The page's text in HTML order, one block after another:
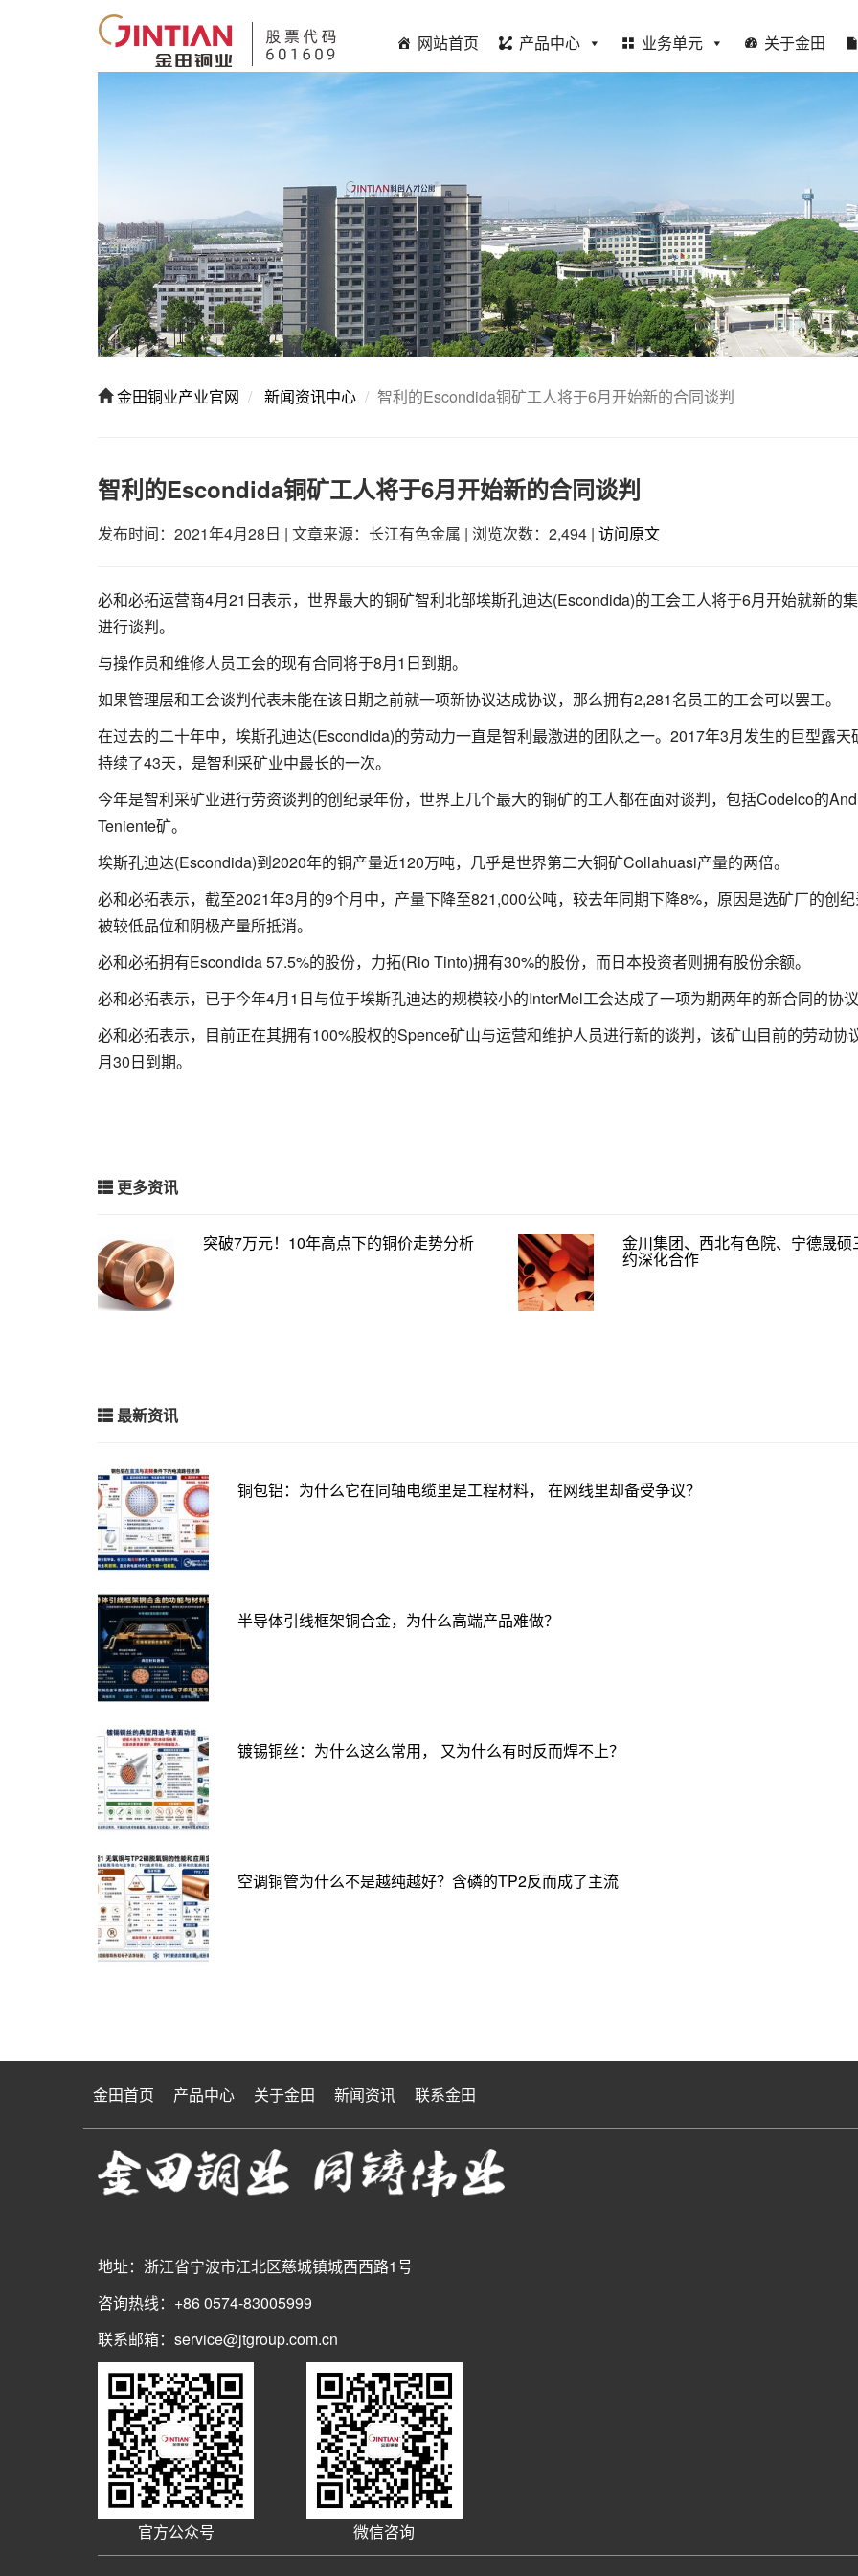
网站首页 产品中心 业务单元 关于金田
金田铜业产业官网 新闻资讯中心 智利的Escondida铜矿工人将于6月开始新的合同谈判
智利的Escondida铜矿工人将于6月开始新的合同谈判
发布时间：2021年4月28日 | 文章来源：长江有色金属 | 浏览次数：2,494 | 访问原文
必和必拓运营商4月21日表示，世界最大的铜矿智利北部埃斯孔迪达(Escondida)的工会工人将于6月开始就新的
进行谈判。
与操作员和维修人员工会的现有合同将于8月1日到期。
如果管理层和工会谈判代表未能在该日期之前就一项新协议达成协议，那么拥有2,281名员工的工会可以罢工。
在过去的二十年中，埃斯孔迪达(Escondida)的劳动力一直是智利最激进的团队之一。2017年3月发生的巨型露天
持续了43天，是智利采矿业中最长的一次。
今年是智利采矿业进行劳资谈判的创纪录年份，世界上几个最大的铜矿的工人都在面对谈判，包括Codelco的
Teniente矿。
埃斯孔迪达(Escondida)到2020年的铜产量近120万吨，几乎是世界第二大铜矿Collahuasi产量的两倍。
必和必拓表示，截至2021年3月的9个月中，产量下降至821,000公吨，较去年同期下降8%，原因是选矿厂的创
被较低品位和阴极产量所抵消。
必和必拓拥有Escondida 57.5%的股份，力拓(Rio Tinto)拥有30%的股份，而日本投资者则拥有股份余额。
必和必拓表示，已于今年4月1日与位于埃斯孔迪达的规模较小的InterMel工会达成了一项为期两年的新合同的协议
必和必拓表示，目前正在其拥有100%股权的Spence矿山与运营和维护人员进行新的谈判，该矿山目前的劳动协
月30日到期。
更多资讯
突破7万元！10年高点下的铜价走势分析 金川集团、西北有色院、宁德晟硕
约深化合作
最新资讯
铜包铝：为什么它在同轴电缆里是工程材料， 在网线里却备受争议？
半导体引线框架铜合金，为什么高端产品难做？
镀锡铜丝：为什么这么常用， 又为什么有时反而焊不上？
空调铜管为什么不是越纯越好？含磷的TP2反而成了主流
金田首页 产品中心 关于金田 新闻资讯 联系金田
地址：浙江省宁波市江北区慈城镇城西西路1号
咨询热线：+86 0574-83005999
联系邮箱：service@jtgroup.com.cn
官方公众号 微信咨询